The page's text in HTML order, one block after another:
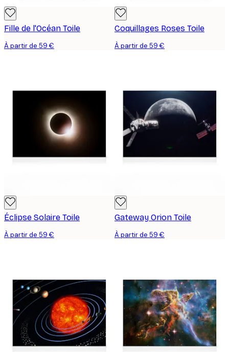
Fille de l'Océan Toile
À partir de 59 €
Coquillages Roses Toile
À partir de 59 €
Éclipse Solaire Toile
À partir de 59 €
Gateway Orion Toile
À partir de 59 €